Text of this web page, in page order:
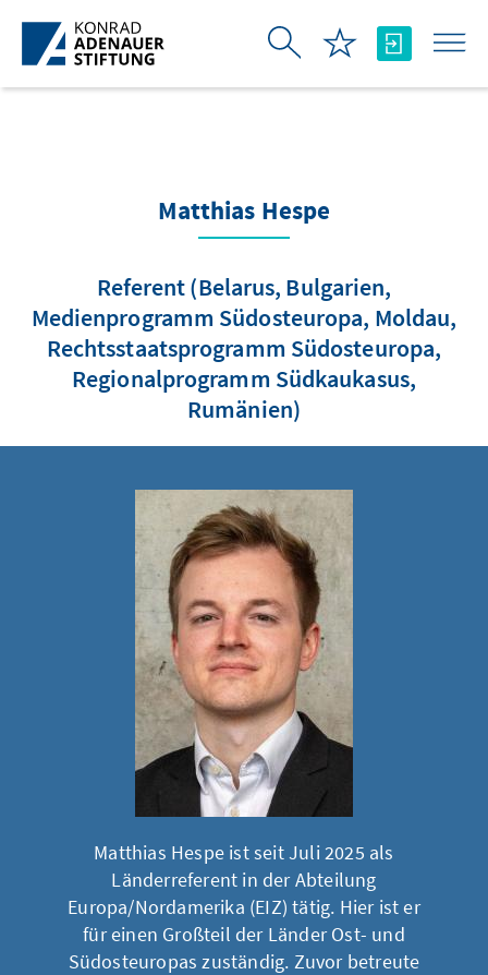
Skip to Main Content
Matthias Hespe
Referent (Belarus, Bulgarien,
Medienprogramm Südosteuropa, Moldau,
Rechtsstaatsprogramm Südosteuropa,
Regionalprogramm Südkaukasus,
Rumänien)
Matthias Hespe ist seit Juli 2025 als
Länderreferent in der Abteilung
Europa/Nordamerika (EIZ) tätig. Hier ist er
für einen Großteil der Länder Ost- und
Südosteuropas zuständig. Zuvor betreute